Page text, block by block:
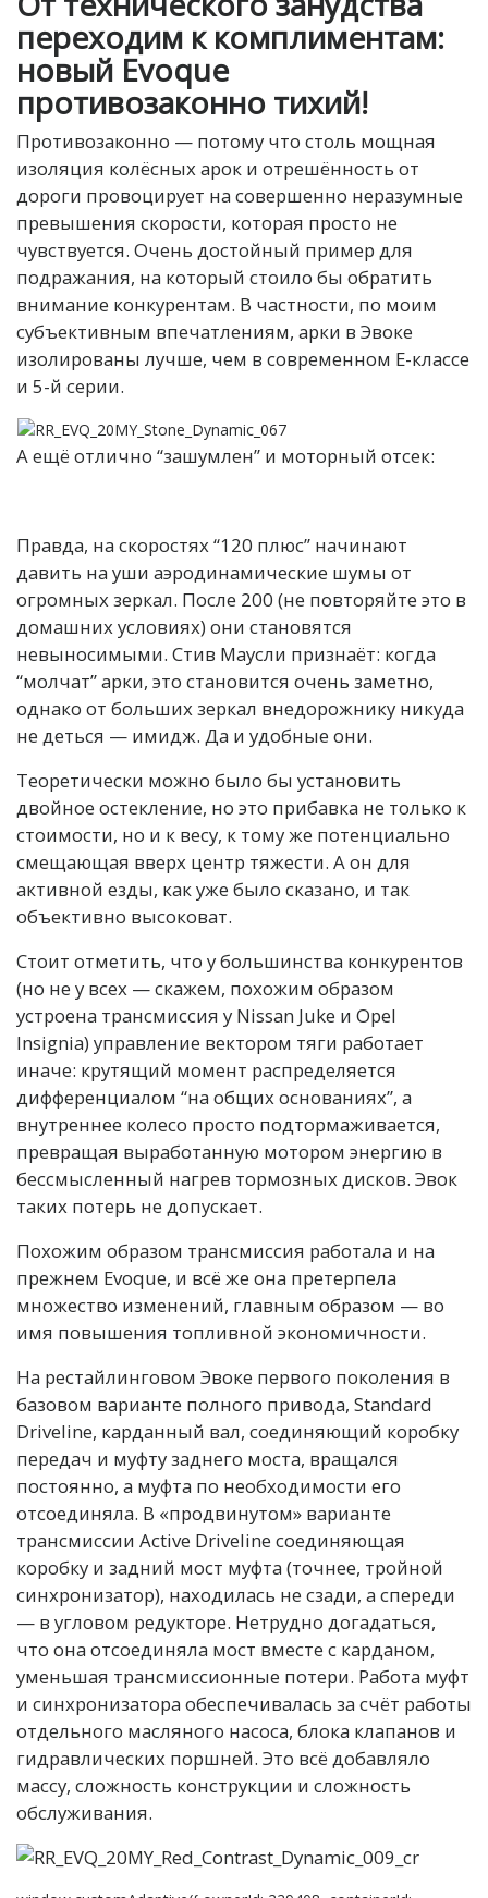
переходим к комплиментам:
новый Evoque
противозаконно тихий!
Противозаконно — потому что столь мощная
изоляция колёсных арок и отрешённость от
дороги провоцирует на совершенно неразумные
превышения скорости, которая просто не
чувствуется. Очень достойный пример для
подражания, на который стоило бы обратить
внимание конкурентам. В частности, по моим
субъективным впечатлениям, арки в Эвоке
изолированы лучше, чем в современном Е-классе
и 5-й серии.
А ещё отлично “зашумлен” и моторный отсек:
Правда, на скоростях “120 плюс” начинают
давить на уши аэродинамические шумы от
огромных зеркал. После 200 (не повторяйте это в
домашних условиях) они становятся
невыносимыми. Стив Маусли признаёт: когда
“молчат” арки, это становится очень заметно,
однако от больших зеркал внедорожнику никуда
не деться — имидж. Да и удобные они.
Теоретически можно было бы установить
двойное остекление, но это прибавка не только к
стоимости, но и к весу, к тому же потенциально
смещающая вверх центр тяжести. А он для
активной езды, как уже было сказано, и так
объективно высоковат.
Стоит отметить, что у большинства конкурентов
(но не у всех — скажем, похожим образом
устроена трансмиссия у Nissan Juke и Opel
Insignia) управление вектором тяги работает
иначе: крутящий момент распределяется
дифференциалом “на общих основаниях”, а
внутреннее колесо просто подтормаживается,
превращая выработанную мотором энергию в
бессмысленный нагрев тормозных дисков. Эвок
таких потерь не допускает.
Похожим образом трансмиссия работала и на
прежнем Evoque, и всё же она претерпела
множество изменений, главным образом — во
имя повышения топливной экономичности.
На рестайлинговом Эвоке первого поколения в
базовом варианте полного привода, Standard
Driveline, карданный вал, соединяющий коробку
передач и муфту заднего моста, вращался
постоянно, а муфта по необходимости его
отсоединяла. В «продвинутом» варианте
трансмиссии Active Driveline соединяющая
коробку и задний мост муфта (точнее, тройной
синхронизатор), находилась не сзади, а спереди
— в угловом редукторе. Нетрудно догадаться,
что она отсоединяла мост вместе с карданом,
уменьшая трансмиссионные потери. Работа муфт
и синхронизатора обеспечивалась за счёт работы
отдельного масляного насоса, блока клапанов и
гидравлических поршней. Это всё добавляло
массу, сложность конструкции и сложность
обслуживания.